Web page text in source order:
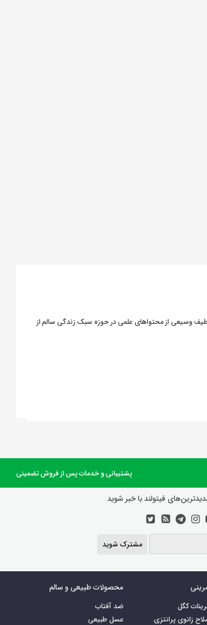
وسیعی از محتواهای علمی در حوزه سبک زندگی سالم از
پشتیبانی و خدمات پس از فروش تضمینی
فیتولند با خبر شوید
مشترک شوید
کگل
زانوی پرانتزی
محصولات طبیعی و سالم
ضد آفتاب
عسل طبیعی